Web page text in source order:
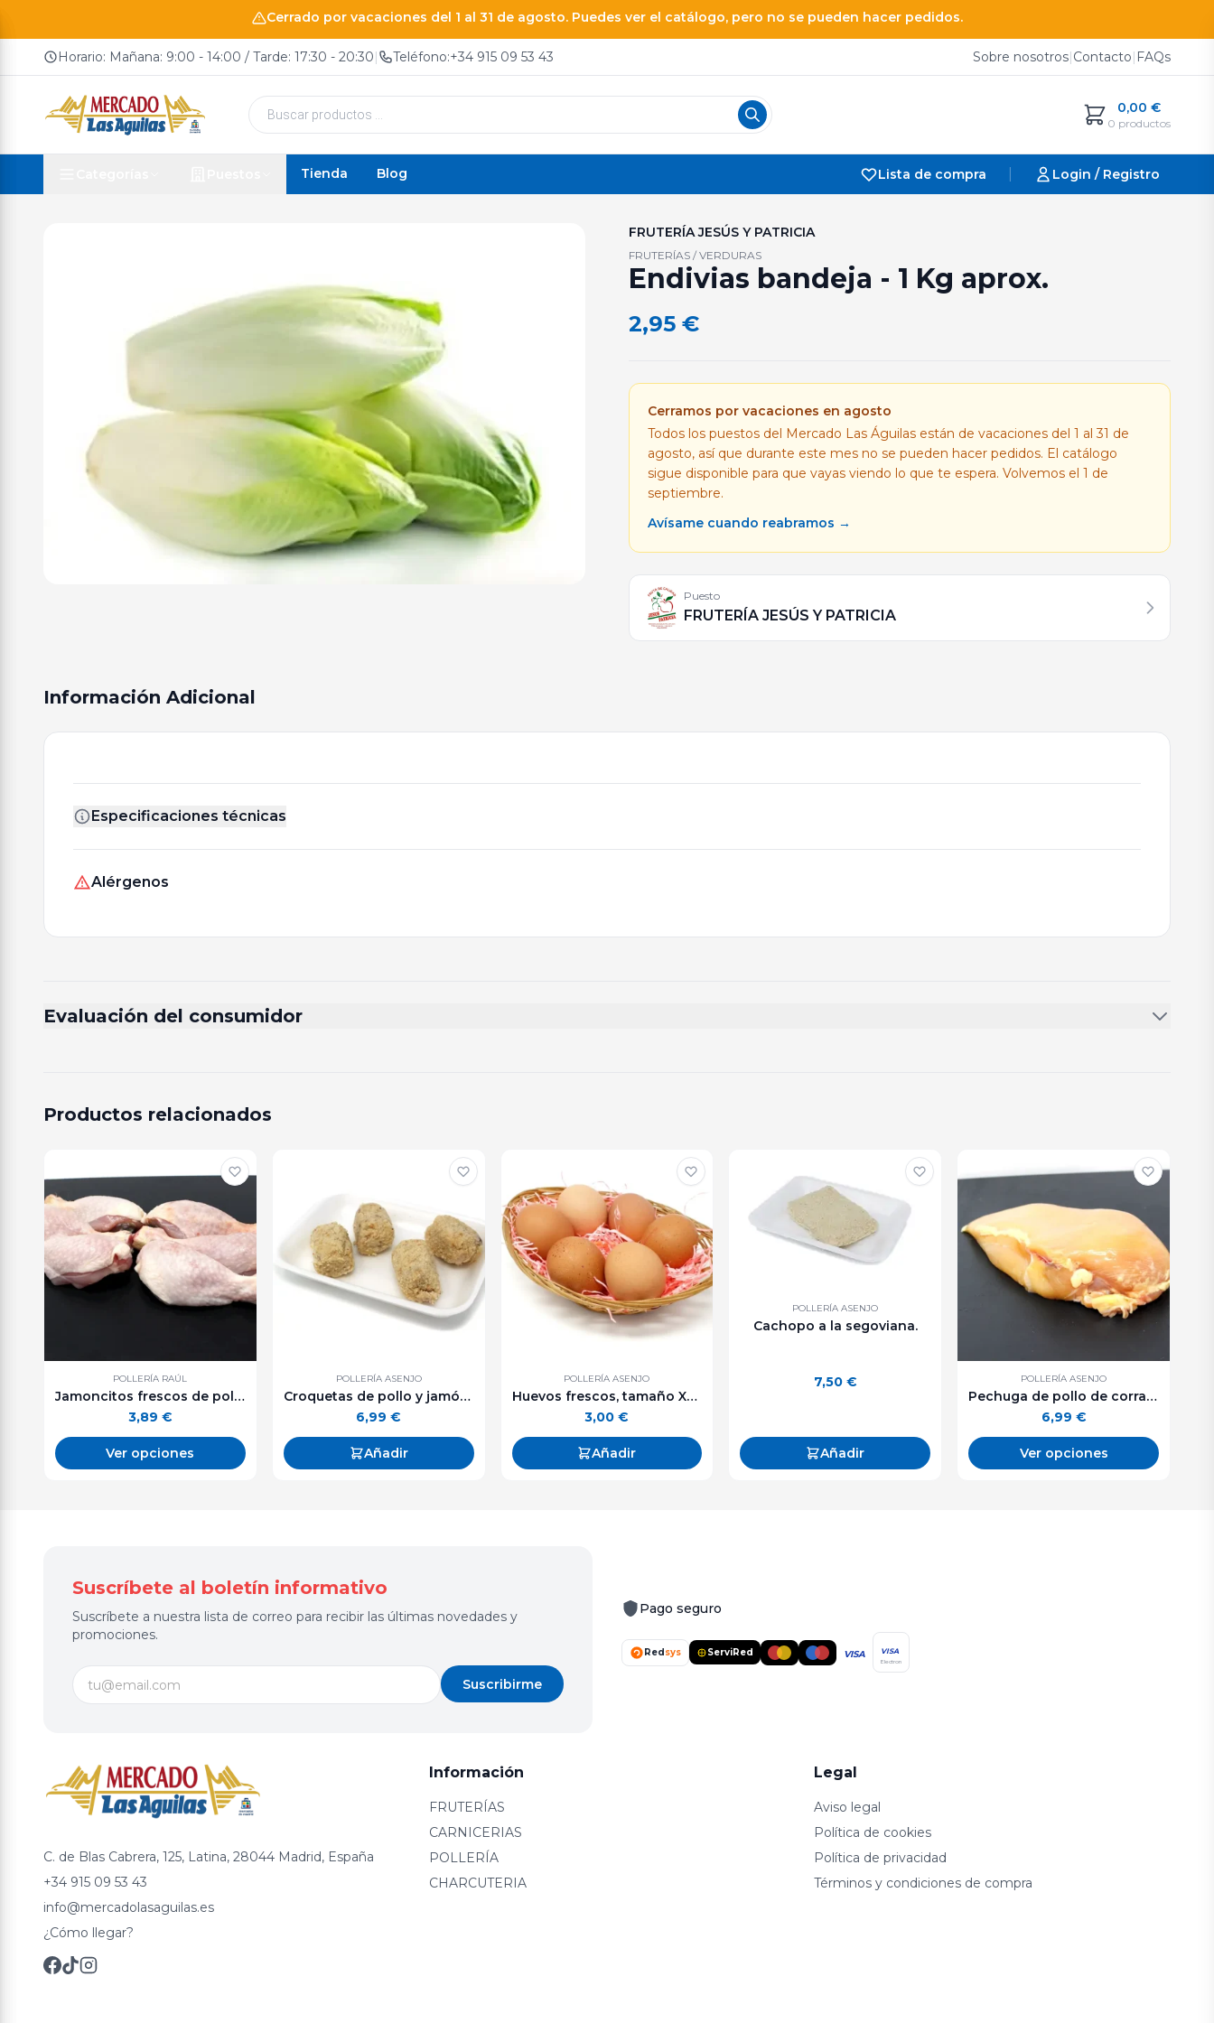
Cerrado por vacaciones del 1 al 31 de agosto. Puedes ver el catálogo, pero no se pueden hacer pedidos.
Horario: Mañana: 9:00 - 14:00 / Tarde: 17:30 - 20:30| Teléfono:+34 915 09 53 43 Sobre nosotros|Contacto| FAQs
Búsqueda
productos
0,00 €
0 productos
Tienda Blog Lista de compra Login / Registro
FRUTERÍA JESÚS Y PATRICIA
FRUTERÍAS / VERDURAS
Endivias bandeja - 1 Kg aprox.
2,95 €
Cerramos por vacaciones en agosto
Todos los puestos del Mercado Las Águilas están de vacaciones del 1 al 31 de
agosto, así que durante este mes no se pueden hacer pedidos. El catálogo
sigue disponible para que vayas viendo lo que te espera. Volvemos el 1 de
septiembre.
Avísame cuando reabramos →
Puesto
FRUTERÍA JESÚS Y PATRICIA
Información Adicional
Especificaciones técnicas
Alérgenos
Evaluación del consumidor
Productos relacionados
POLLERÍA RAÚL
Jamoncitos frescos de pollo. 600 g. aprox.
3,89 €
Ver opciones
POLLERÍA ASENJO
Croquetas de pollo y jamón (500 g. aprox.)
6,99€
Añadir
POLLERÍA ASENJO
Huevos frescos, tamaño XL (media docena).
3,00€
Añadir
POLLERÍA ASENJO
Cachopo a la segoviana.
7,50 €
Añadir
POLLERÍA ASENJO
Pechuga de pollo de corral. 500 g. aprox.
6,99 €
Ver opciones
Suscríbete al boletín informativo
Suscríbete a nuestra lista de correo para recibir las últimas novedades y
promociones.
Suscribirme
Pago seguro
Red sys ServiRed VISA VISA
Electron
C. de Blas Cabrera, 125, Latina, 28044 Madrid, España
+34 915 09 53 43
info@mercadolasaguilas.es
¿Cómo llegar?
Información
FRUTERÍAS
CARNICERIAS
POLLERÍA
CHARCUTERIA
Legal
Aviso legal
Política de cookies
Política de privacidad
Términos y condiciones de compra